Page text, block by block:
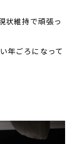
状維持で頑張っ
年ごろになって